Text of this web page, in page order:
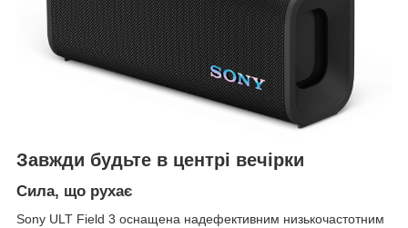
Завжди будьте в центрі вечірки
Сила, що рухає
Sony ULT Field 3 оснащена надефективним низькочастотним